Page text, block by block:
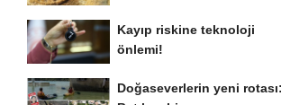
Kayıp riskine teknoloji
önlemi!
Doğaseverlerin yeni rotası: